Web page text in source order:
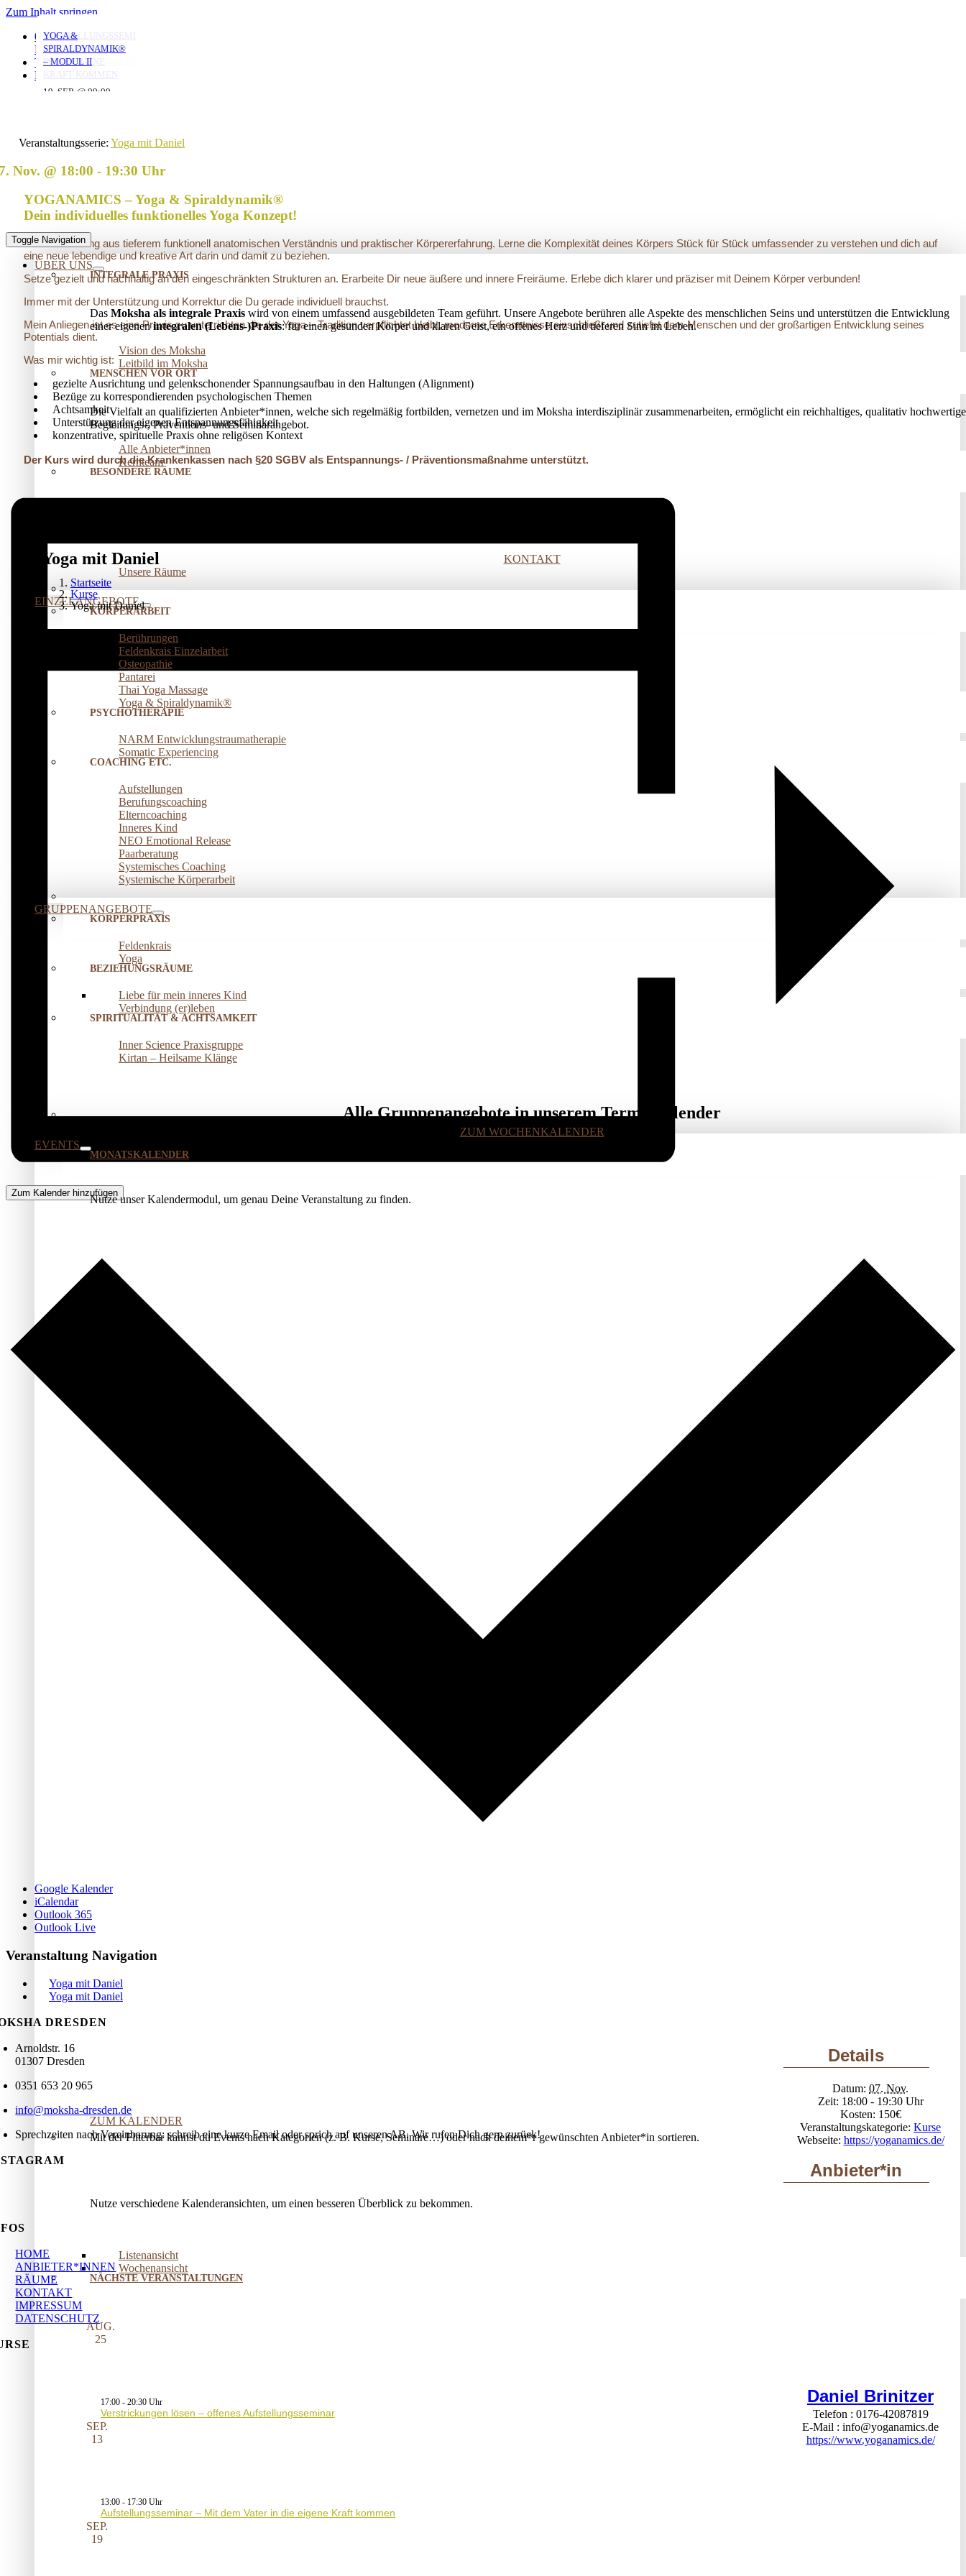
Zum Inhalt springen
0351 653 20 965
KONTAKT
TERMINE
LOGIN
Toggle Navigation
ÜBER UNS
INTEGRALE PRAXIS
Das Moksha als integrale Praxis wird von einem umfassend ausgebildeten Team geführt. Unsere Angebote berühren alle Aspekte des menschlichen Seins und unterstützen die Entwicklung
einer eigenenintegralen (Lebens-)Praxis: für einen gesunden Körper und klaren Geist, ein offenes Herz und tieferen Sinn im Leben.
Vision des Moksha
Leitbild im Moksha
MENSCHEN VOR ORT
Die Vielfalt an qualifizierten Anbieter*innen, welche sich regelmäßig fortbilden, vernetzen und im Moksha interdisziplinär zusammenarbeiten, ermöglicht ein reichhaltiges, qualitativ
Begleitungs-, Präventions­- und Seminarangebot.
Alle Anbieter*innen
Kernteam
BESONDERE RÄUME
KONTAKT
Unsere Räume
EINZELANGEBOTE
KÖRPERARBEIT
Berührungen
Feldenkrais Einzelarbeit
Osteopathie
Pantarei
Thai Yoga Massage
Yoga & Spiraldynamik®
PSYCHOTHERAPIE
NARM Entwicklungstraumatherapie
Somatic Experiencing
COACHING ETC.
Aufstellungen
Berufungscoaching
Elterncoaching
Inneres Kind
NEO Emotional Release
Paarberatung
Systemisches Coaching
Systemische Körperarbeit
GRUPPENANGEBOTE
KÖRPERPRAXIS
Feldenkrais
Yoga
BEZIEHUNGSRÄUME
Liebe für mein inneres Kind
Verbindung (er)leben
SPIRITUALITÄT & ACHTSAMKEIT
Inner Science Praxisgruppe
Kirtan – Heilsame Klänge
Alle Gruppenangebote in unserem Terminkalender
ZUM WOCHENKALENDER
EVENTS
MONATSKALENDER
Nutze unser Kalendermodul, um genau Deine Veranstaltung zu finden.
ZUM KALENDER
Mit der Filterbar kannst du Events nach Kategorien (z. B. Kurse, Seminare…) oder nach deinem*r gewünschten Anbieter*in sortieren.
Nutze verschiedene Kalenderansichten, um einen besseren Überblick zu bekommen.
Listenansicht
Wochenansicht
NÄCHSTE VERANSTALTUNGEN
AUG.
25
17:00 - 20:30
Verstrickungen lösen – offenes Aufstellungsseminar
SEP.
13
13:00 - 17:30
Aufstellungsseminar – Mit dem Vater in die eigene Kraft kommen
SEP.
19
Yoga mit Daniel
Startseite
Kurse
Yoga mit Daniel
Veranstaltungsserie: Yoga mit Daniel
Nov. @ 18:00 - 19:30
YOGANAMICS – Yoga & Spiraldynamik®
Dein individuelles funktionelles Yoga Konzept!
Eine Verbindung aus tieferem funktionell anatomischen Verständnis und praktischer Körpererfahrung. Lerne die Komplexität deines Körpers Stück für Stück umfassender zu verstehen und dich auf
eine neue lebendige und kreative Art darin und damit zu beziehen.
Setze gezielt und nachhaltig an den eingeschränkten Strukturen an. Erarbeite Dir neue äußere und innere Freiräume. Erlebe dich klarer und präziser mit Deinem Körper verbunden!
Immer mit der Unterstützung und Korrektur die Du gerade individuell brauchst.
Mein Anliegen ist es eine Praxis zu unterrichten die der Yoga – Tradition verpflichtet bleibt, moderne Erkenntnisse einschließt und zutiefst dem Menschen und der großartigen Entwicklung seines
Potentials dient.
Was mir wichtig ist:
gezielte Ausrichtung und gelenkschonender Spannungsaufbau in den Haltungen (Alignment)
Bezüge zu korrespondierenden psychologischen Themen
Achtsamkeit
Unterstützung der eigenen Entspannungsfähigkeit
konzentrative, spirituelle Praxis ohne religösen Kontext
Der Kurs wird durch die Krankenkassen nach §20 SGBV als Entspannungs- / Präventions­maßnahme unterstützt.
Zum Kalender hinzufügen
Google Kalender
iCalendar
Outlook 365
Outlook Live
Veranstaltung Navigation
Yoga mit Daniel
Yoga mit Daniel
Details
Datum: 07. Nov.
Zeit: 18:00 - 19:30
Kosten: 150€
Veranstaltungskategorie: Kurse
Webseite: https://yoganamics.de/
Anbieter*in
Daniel Brinitzer
Telefon
0176-42087819
E-Mail
info@yoganamics.de
https://www.yoganamics.de/
DRESDEN
Arnoldstr. 16
01307 Dresden
0351 653 20 965
info@moksha-dresden.de
Sprechzeiten nach Vereinbarung: schreib eine kurze Email oder sprich auf unseren AB. Wir rufen Dich gern zurück!
HOME
ANBIETER*INNEN
RÄUME
KONTAKT
IMPRESSUM
DATENSCHUTZ
YOGA MIT DANIEL
10. AUG. @ 18:00
19:30
YOGA MIT DANIEL
10. AUG. @ 20:00
21:30
YOGA MIT DANIEL
11. AUG. @ 18:00
19:30
VERSTRICKUNGEN
LÖSEN – OFFENES
AUFSTELLUNGSSEMINAR
25. AUG. @ 17:00
AUFSTELLUNGSSEMINAR
– MIT DEM VATER
IN DIE EIGENE
KRAFT KOMMEN
YOGA &
SPIRALDYNAMIK®
– MODUL II
19. SEP. @ 09:00